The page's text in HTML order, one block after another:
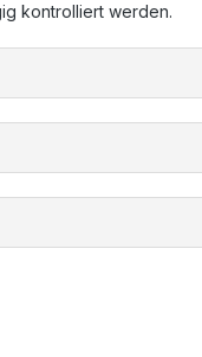
kontrolliert werden.